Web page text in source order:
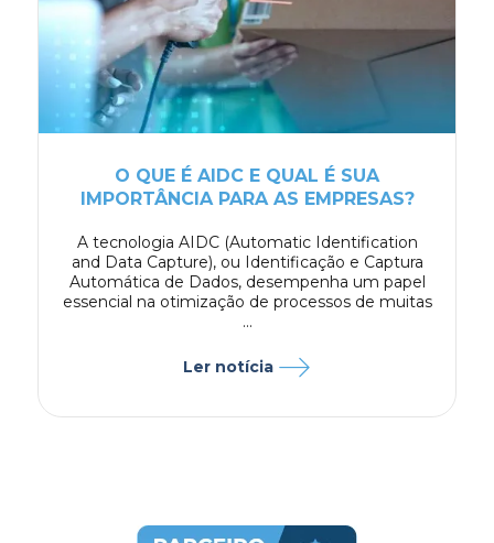
O QUE É AIDC E QUAL É SUA
IMPORTÂNCIA PARA AS EMPRESAS?
A tecnologia AIDC (Automatic Identification
and Data Capture), ou Identificação e Captura
Automática de Dados, desempenha um papel
essencial na otimização de processos de muitas
...
Ler notícia